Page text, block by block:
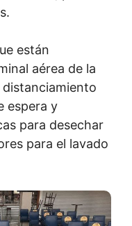
están
aérea de la
espera y
para desechar
para el lavado